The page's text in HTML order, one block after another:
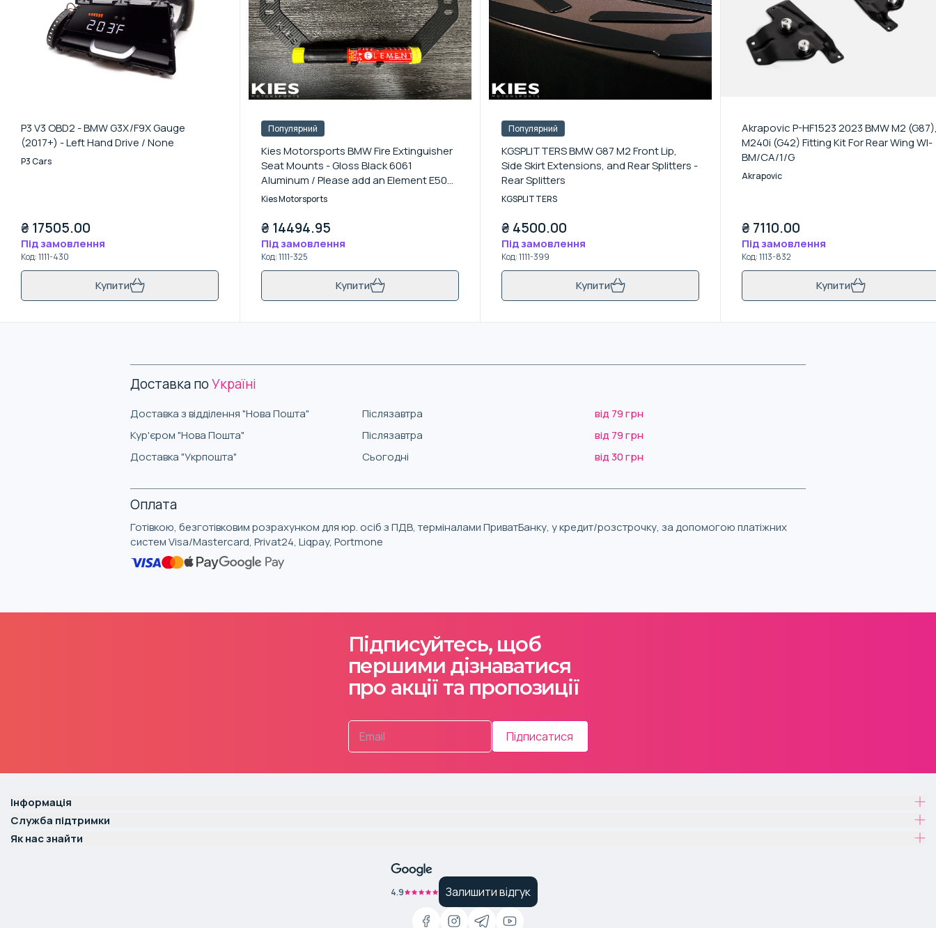
P3 V3 OBD2 - BMW G3X/F9X Gauge
(2017+) - Left Hand Drive / None
P3 Cars
₴ 17505.00
Під замовлення
Код:1111-430
Купити
Популярний
Kies Motorsports BMW Fire Extinguisher
Seat Mounts - Gloss Black 6061
Aluminum / Please add an Element E50
Extinguisher
Kies Motorsports
₴ 14494.95
Під замовлення
Код:1111-325
Купити
Популярний
KGSPLITTERS BMW G87 M2 Front Lip,
Side Skirt Extensions, and Rear Splitters -
Rear Splitters
KGSPLITTERS
₴ 4500.00
Під замовлення
Код:1111-399
Купити
Akrapovic P-HF1523 2023 BMW M2
M240i (G42) Fitting Kit For Rear Wing WI-
BM/CA/1/G
Akrapovic
₴ 7110.00
Під замовлення
Код:1113-832
Купити
Доставка поУкраїні
Доставка з відділення "Нова Пошта" Післязавтра
від 79 грн
Кур'єром "Нова Пошта"
Післязавтра
від 79 грн
Доставка "Укрпошта"
Сьогодні від 30 грн
Оплата
Готівкою, безготівковим розрахунком для юр. осіб з ПДВ, терміналами ПриватБанку, у кредит/розстрочку, за допомогою платіжних
систем Visa/Mastercard, Privat24, Liqpay, Portmone
Підписуйтесь, щоб
першими дізнаватися
про акції та пропозиції
Підписатися
Інформація
Служба підтримки
Як нас знайти
4.9 Залишити відгук